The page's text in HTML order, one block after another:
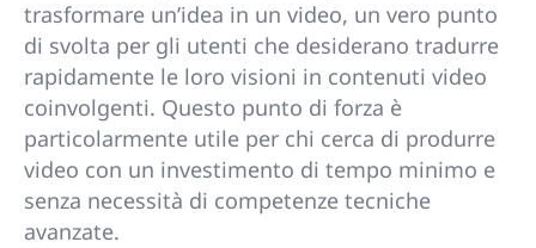
trasformare un’idea in un video, un vero punto
di svolta per gli utenti che desiderano tradurre
rapidamente le loro visioni in contenuti video
coinvolgenti. Questo punto di forza è
particolarmente utile per chi cerca di produrre
video con un investimento di tempo minimo e
senza necessità di competenze tecniche
avanzate.